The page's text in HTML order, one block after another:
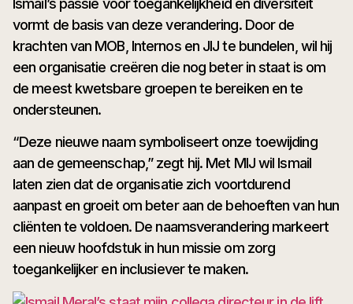
Ismail’s passie voor toegankelijkheid en diversiteit
vormt de basis van deze verandering. Door de
krachten van MOB, Internos en JIJ te bundelen, wil hij
een organisatie creëren die nog beter in staat is om
de meest kwetsbare groepen te bereiken en te
ondersteunen.
“Deze nieuwe naam symboliseert onze toewijding
aan de gemeenschap,” zegt hij. Met MIJ wil Ismail
laten zien dat de organisatie zich voortdurend
aanpast en groeit om beter aan de behoeften van hun
cliënten te voldoen. De naamsverandering markeert
een nieuw hoofdstuk in hun missie om zorg
toegankelijker en inclusiever te maken.